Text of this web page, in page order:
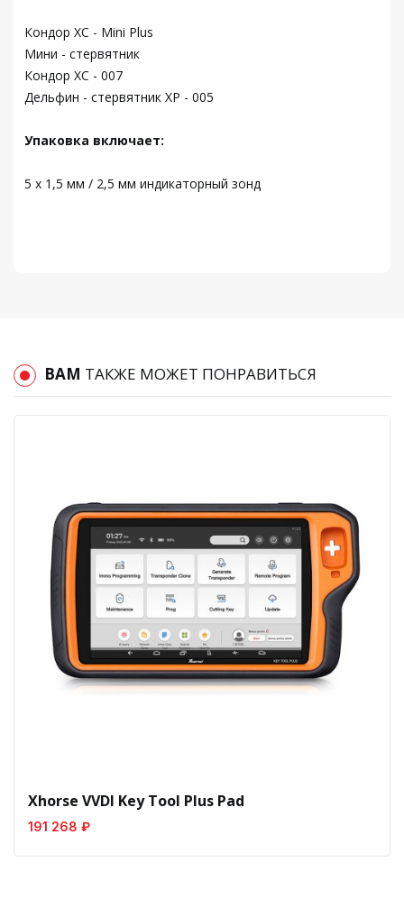
Кондор XC - Mini Plus
Мини - стервятник
Кондор XC - 007
Дельфин - стервятник XP - 005
Упаковка включает:
5 x 1,5 мм / 2,5 мм индикаторный зонд
ВАМ ТАКЖЕ МОЖЕТ ПОНРАВИТЬСЯ
Xhorse VVDI Key Tool Plus Pad
191 268 ₽